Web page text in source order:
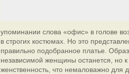
упоминании слова «офис» в голове
в строгих костюмах. Но это
правильно подобранное платье.
независимой женщины останется, но
женственность, что немаловажно для